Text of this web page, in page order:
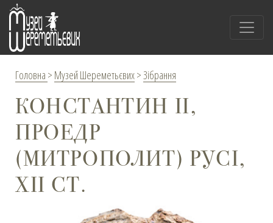
Головна > Музей Шереметьєвих>Зібрання
КОНСТАНТИН ІІ,
ПРОЕДР
(МИТРОПОЛИТ) РУСІ,
ХІІ СТ.